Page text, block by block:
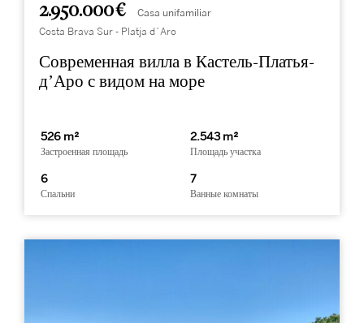
2.950.000 € Casa unifamiliar
Costa Brava Sur - Platja d´Aro
Современная вилла в Кастель-Платья-
д’Аро с видом на море
526 m²
Застроенная площадь
2.543 m²
Площадь участка
6
Спальни
7
Ванные комнаты